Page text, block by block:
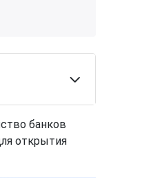
банков
открытия